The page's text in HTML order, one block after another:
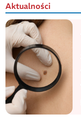
Aktualności